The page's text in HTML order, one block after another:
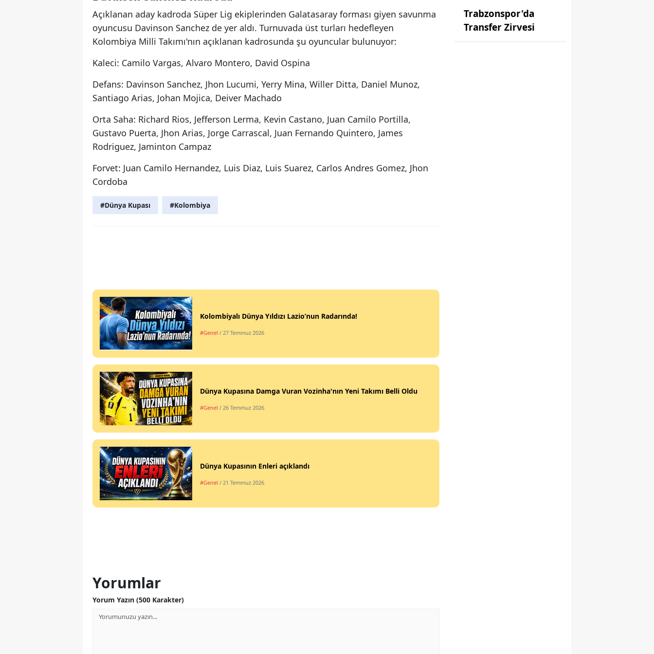
Açıklanan aday kadroda Süper Lig ekiplerinden Galatasaray forması giyen savunma
oyuncusu Davinson Sanchez de yer aldı. Turnuvada üst turları hedefleyen
Kolombiya Milli Takımı'nın açıklanan kadrosunda şu oyuncular bulunuyor:
Kaleci: Camilo Vargas, Alvaro Montero, David Ospina
Defans: Davinson Sanchez, Jhon Lucumi, Yerry Mina, Willer Ditta, Daniel Munoz,
Santiago Arias, Johan Mojica, Deiver Machado
Orta Saha: Richard Rios, Jefferson Lerma, Kevin Castano, Juan Camilo Portilla,
Gustavo Puerta, Jhon Arias, Jorge Carrascal, Juan Fernando Quintero, James
Rodriguez, Jaminton Campaz
Forvet: Juan Camilo Hernandez, Luis Diaz, Luis Suarez, Carlos Andres Gomez, Jhon
Cordoba
#Dünya Kupası #Kolombiya
Kolombiyalı Dünya Yıldızı Lazio’nun Radarında!
#Genel / 27 Temmuz 2026
Dünya Kupasına Damga Vuran Vozinha'nın Yeni Takımı Belli Oldu
#Genel / 26 Temmuz 2026
Dünya Kupasının Enleri açıklandı
#Genel / 21 Temmuz 2026
Yorumlar
Yorum Yazın (500 Karakter)
Trabzonspor'da
Transfer Zirvesi